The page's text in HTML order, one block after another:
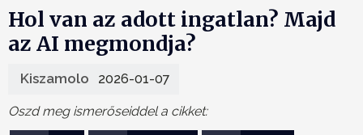
Hol van az adott ingatlan? Majd
az AI megmondja?
Kiszamolo 2026-01-07
Oszd meg ismerőseiddel a cikket: